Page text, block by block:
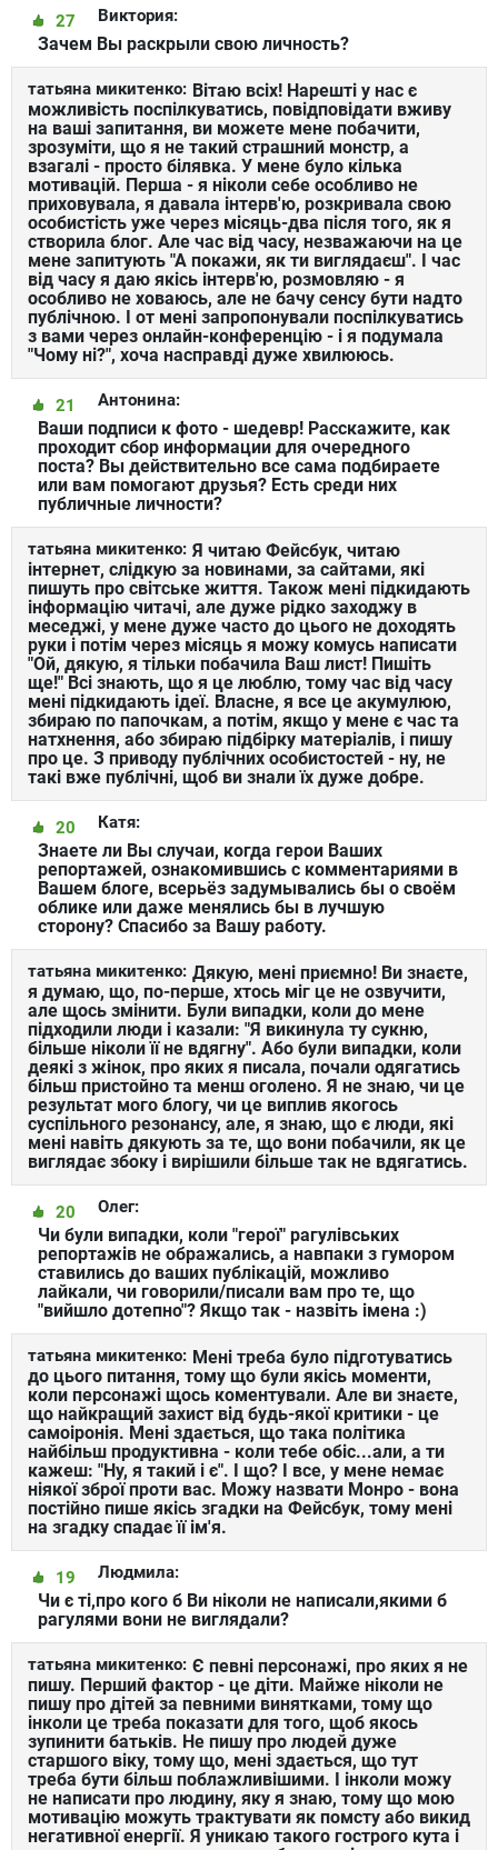
Виктория:
27
Зачем Вы раскрыли свою личность?
татьяна микитенко: Вітаю всіх! Нарешті у нас є
можливість поспілкуватись, повідповідати вживу
на ваші запитання, ви можете мене побачити,
зрозуміти, що я не такий страшний монстр, а
взагалі - просто білявка. У мене було кілька
мотивацій. Перша - я ніколи себе особливо не
приховувала, я давала інтерв'ю, розкривала свою
особистість уже через місяць-два після того, як я
створила блог. Але час від часу, незважаючи на це
мене запитують "А покажи, як ти виглядаєш". І час
від часу я даю якісь інтерв'ю, розмовляю - я
особливо не ховаюсь, але не бачу сенсу бути надто
публічною. І от мені запропонували поспілкуватись
з вами через онлайн-конференцію - і я подумала
"Чому ні?", хоча насправді дуже хвилююсь.
Антонина:
21
Ваши подписи к фото - шедевр! Расскажите, как
проходит сбор информации для очередного
поста? Вы действительно все сама подбираете
или вам помогают друзья? Есть среди них
публичные личности?
татьяна микитенко: Я читаю Фейсбук, читаю
інтернет, слідкую за новинами, за сайтами, які
пишуть про світське життя. Також мені підкидають
інформацію читачі, але дуже рідко заходжу в
меседжі, у мене дуже часто до цього не доходять
руки і потім через місяць я можу комусь написати
"Ой, дякую, я тільки побачила Ваш лист! Пишіть
ще!" Всі знають, що я це люблю, тому час від часу
мені підкидають ідеї. Власне, я все це акумулюю,
збираю по папочкам, а потім, якщо у мене є час та
натхнення, або збираю підбірку матеріалів, і пишу
про це. З приводу публічних особистостей - ну, не
такі вже публічні, щоб ви знали їх дуже добре.
Катя:
20
Знаете ли Вы случаи, когда герои Ваших
репортажей, ознакомившись с комментариями в
Вашем блоге, всерьёз задумывались бы о своём
облике или даже менялись бы в лучшую
сторону? Спасибо за Вашу работу.
татьяна микитенко: Дякую, мені приємно! Ви знаєте,
я думаю, що, по-перше, хтось міг це не озвучити,
але щось змінити. Були випадки, коли до мене
підходили люди і казали: "Я викинула ту сукню,
більше ніколи її не вдягну". Або були випадки, коли
деякі з жінок, про яких я писала, почали одягатись
більш пристойно та менш оголено. Я не знаю, чи це
результат мого блогу, чи це виплив якогось
суспільного резонансу, але, я знаю, що є люди, які
мені навіть дякують за те, що вони побачили, як це
виглядає збоку і вирішили більше так не вдягатись.
Олег:
20
Чи були випадки, коли "герої" рагулівських
репортажів не ображались, а навпаки з гумором
ставились до ваших публікацій, можливо
лайкали, чи говорили/писали вам про те, що
"вийшло дотепно"? Якщо так - назвіть імена :)
татьяна микитенко: Мені треба було підготуватись
до цього питання, тому що були якісь моменти,
коли персонажі щось коментували. Але ви знаєте,
що найкращий захист від будь-якої критики - це
самоіронія. Мені здається, що така політика
найбільш продуктивна - коли тебе обіс...али, а ти
кажеш: "Ну, я такий і є". І що? І все, у мене немає
ніякої зброї проти вас. Можу назвати Монро - вона
постійно пише якісь згадки на Фейсбук, тому мені
на згадку спадає її ім'я.
Людмила:
19
Чи є ті,про кого б Ви ніколи не написали,якими б
рагулями вони не виглядали?
татьяна микитенко: Є певні персонажі, про яких я не
пишу. Перший фактор - це діти. Майже ніколи не
пишу про дітей за певними винятками, тому що
інколи це треба показати для того, щоб якось
зупинити батьків. Не пишу про людей дуже
старшого віку, тому що, мені здається, що тут
треба бути більш поблажливішими. І інколи можу
не написати про людину, яку я знаю, тому що мою
мотивацію можуть трактувати як помсту або викид
негативної енергії. Я уникаю такого гострого кута і